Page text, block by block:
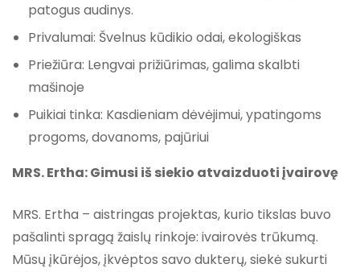
patogus audinys.
Privalumai: Švelnus kūdikio odai, ekologiškas
Priežiūra: Lengvai prižiūrimas, galima skalbti
mašinoje
Puikiai tinka: Kasdieniam dėvėjimui, ypatingoms
progoms, dovanoms, pajūriui
MRS. Ertha: Gimusi iš siekio atvaizduoti įvairovę
MRS. Ertha – aistringas projektas, kurio tikslas buvo
pašalinti spragą žaislų rinkoje: ivairovės trūkumą.
Mūsų įkūrėjos, įkvėptos savo dukterų, siekė sukurti